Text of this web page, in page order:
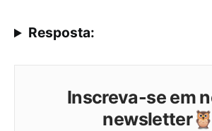
Resposta:
Inscreva-se em
newsletter🦉